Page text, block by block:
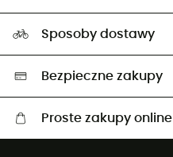
Ambasadorzy
Wybrane produkty eko
Sposoby dostawy
Bezpieczne zakupy
Proste zakupy online